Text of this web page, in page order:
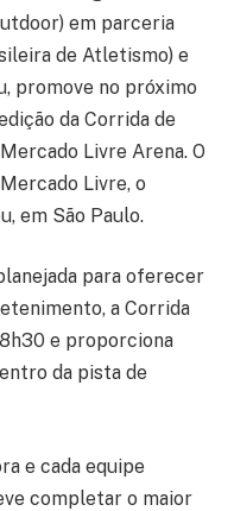
em parceria
de Atletismo) e
promove no próximo
da Corrida de
Livre Arena. O
Livre, o
em São Paulo.
para oferecer
a Corrida
e proporciona
da pista de
e cada equipe
completar o maior